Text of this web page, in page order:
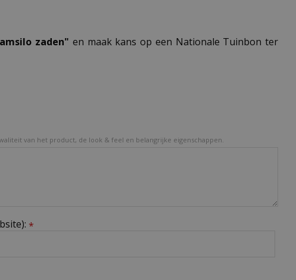
zaden" en maak kans op een Nationale Tuinbon ter
van het product, de look & feel en belangrijke eigenschappen.
*